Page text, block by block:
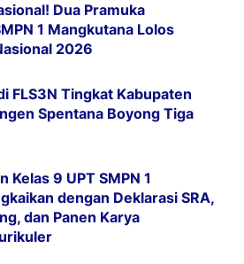
Dua Pramuka
1 Mangkutana Lolos
2026
FLS3N Tingkat Kabupaten
Spentana Boyong Tiga
Kelas 9 UPT SMPN 1
dengan Deklarasi SRA,
dan Panen Karya